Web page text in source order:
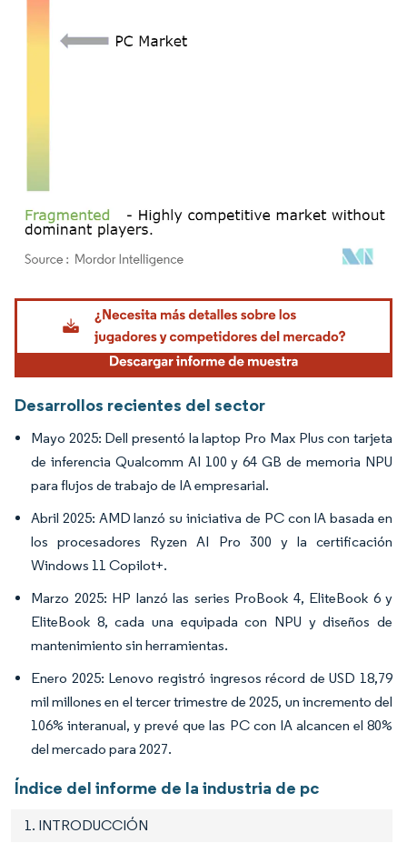
Imagen © Mordor Intelligence. El uso requiere atribución según CC BY 4.0.
Desarrollos recientes del sector
Mayo 2025: Dell presentó la laptop Pro Max Plus con tarjeta
de inferencia Qualcomm AI 100 y 64 GB de memoria NPU
para flujos de trabajo de IA empresarial.
Abril 2025: AMD lanzó su iniciativa de PC con IA basada en
los procesadores Ryzen AI Pro 300 y la certificación
Windows 11 Copilot+.
Marzo 2025: HP lanzó las series ProBook 4, EliteBook 6 y
EliteBook 8, cada una equipada con NPU y diseños de
mantenimiento sin herramientas.
Enero 2025: Lenovo registró ingresos récord de USD 18,79
mil millones en el tercer trimestre de 2025, un incremento del
106% interanual, y prevé que las PC con IA alcancen el 80%
del mercado para 2027.
Índice del informe de la industria de pc
1. INTRODUCCIÓN